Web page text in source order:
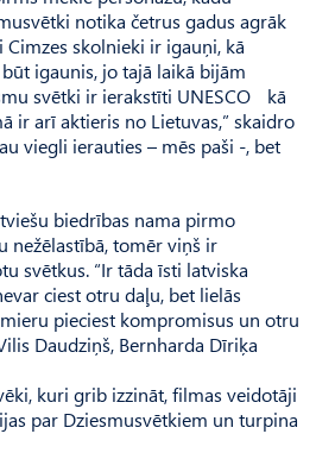
notika četrus gadus agrāk
Cimzes skolnieki ir igauņi, kā
igaunis, jo tajā laikā bijām
svētki ir ierakstīti UNESCO kā
ir arī aktieris no Lietuvas,” skaidro
viegli ierauties – mēs paši -, bet
biedrības nama pirmo
nežēlastībā, tomēr viņš ir
svētkus. “Ir tāda īsti latviska
ciest otru daļu, bet lielās
pieciest kompromisus un otru
Daudziņš, Bernharda Dīriķa
kuri grib izzināt, filmas veidotāji
par Dziesmusvētkiem un turpina